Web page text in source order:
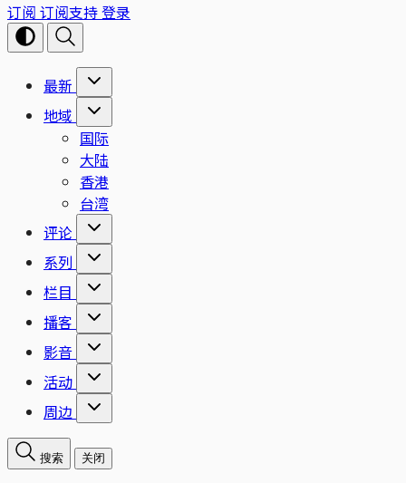
订阅 订阅支持登录
最新
地域
国际
大陆
香港
台湾
评论
系列
栏目
播客
影音
活动
周边
搜索 关闭